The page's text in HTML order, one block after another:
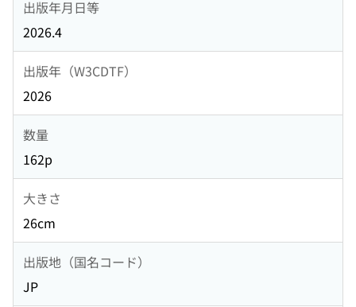
出版年月日等
2026.4
出版年（W3CDTF）
2026
数量
162p
大きさ
26cm
出版地（国名コード）
JP